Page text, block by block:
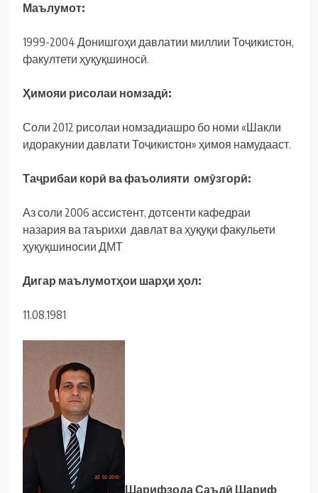
Маълумот:
1999-2004 Донишгоҳи давлатии миллии Тоҷикистон,
факултети ҳуқуқшиносӣ.
Ҳимояи рисолаи номзадӣ:
Соли 2012 рисолаи номзадиашро бо номи «Шакли
идоракунии давлати Тоҷикистон» ҳимоя намудааст.
Таҷрибаи корӣ ва фаъолияти омӯзгорӣ:
Аз соли 2006 ассистент, дотсенти кафедраи
назария ва таърихи давлат ва ҳуқуқи факульети
ҳуқуқшиносии ДМТ
Дигар маълумотҳои шарҳи ҳол:
11.08.1981
Шарифзода Саъдӣ Шариф